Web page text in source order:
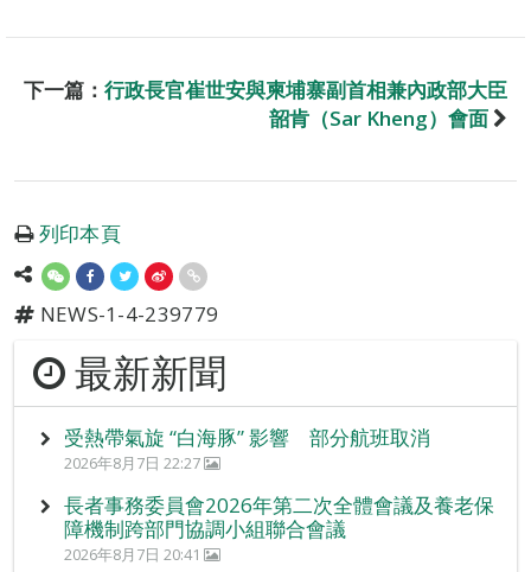
下一篇： 行政長官崔世安與柬埔寨副首相兼內政部大臣
韶肯（Sar Kheng）會面
列印本頁
NEWS-1-4-239779
最新新聞
受熱帶氣旋 “白海豚” 影響 部分航班取消
2026年8月7日 22:27
長者事務委員會2026年第二次全體會議及養老保
障機制跨部門協調小組聯合會議
2026年8月7日 20:41